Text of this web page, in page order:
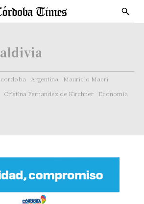
Argentina
Mauricio Macri
Cristina Fernandez de Kirchner
Economía